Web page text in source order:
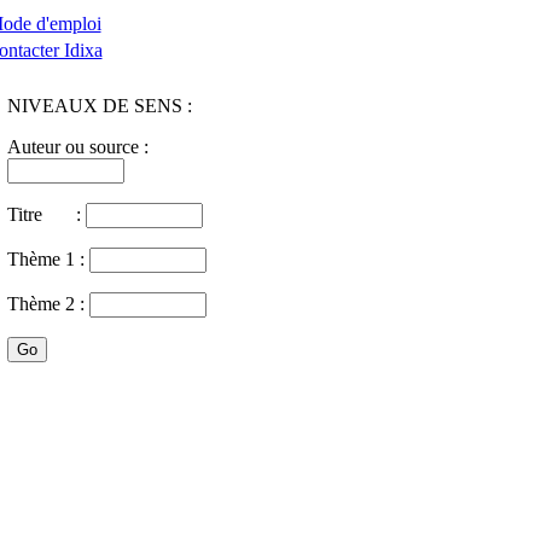
d'emploi
Idixa
NIVEAUX DE SENS :
Auteur ou source :
Titre :
Thème 1 :
Thème 2 :